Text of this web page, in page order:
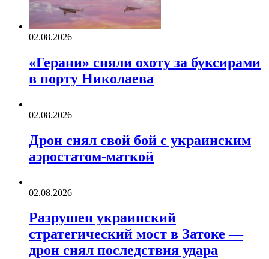
02.08.2026
«Герани» сняли охоту за буксирами
в порту Николаева
02.08.2026
Дрон снял свой бой с украинским
аэростатом-маткой
02.08.2026
Разрушен украинский
стратегический мост в Затоке —
дрон снял последствия удара